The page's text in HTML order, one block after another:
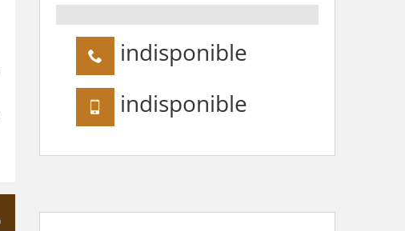
indisponible
indisponible